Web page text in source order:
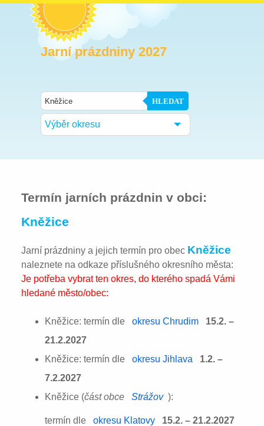
Jarní prázdniny 2027
HLEDAT
Výběr okresu
Termín jarních prázdnin v obci:
Kněžice
Jarní prázdniny a jejich termín pro obec Kněžice
naleznete na odkaze příslušného okresního města:
Je potřeba vybrat ten okres, do kterého spadá Vámi
hledané město/obec:
Kněžice: termín dle okresu Chrudim
15.2. –
21.2.2027
Kněžice: termín dle
okresu Jihlava
1.2. –
7.2.2027
Kněžice (část obce Strážov ):
termín dle okresu Klatovy 15.2. – 21.2.2027